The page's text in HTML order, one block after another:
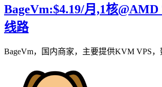
BageVm:$4.19/月,1核
线路
BageVm，国内商家，主要提供KVM VPS